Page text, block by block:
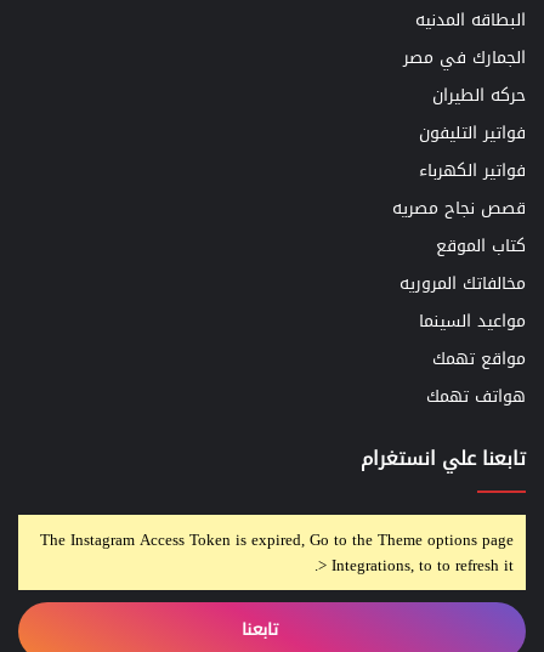
البطاقه المدنيه
الجمارك في مصر
حركه الطيران
فواتير التليفون
فواتير الكهرباء
قصص نجاح مصريه
كتاب الموقع
مخالفاتك المروريه
مواعيد السينما
مواقع تهمك
هواتف تهمك
تابعنا علي انستغرام
The Instagram Access Token is expired, Go to the Theme options page
> Integrations, to to refresh it.
تابعنا